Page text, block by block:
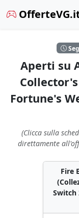
Aperti su
Fortune's
(Clicca sulla
direttamente
Fire
Switch